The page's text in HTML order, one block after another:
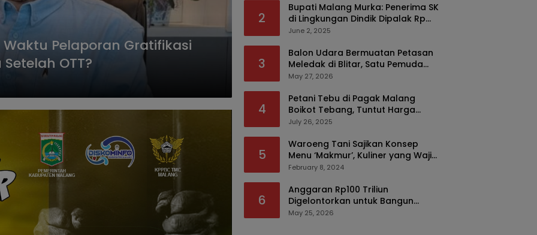
Pelaporan Gratifikasi
OTT?
2
Bupati Malang Murka: Penerima SK
di Lingkungan Dindik Dipalak Rp
150 Ribu Pakai Modus Tumpengan,
June 2, 2025
3
Balon Udara Bermuatan Petasan
Meledak di Blitar, Satu Pemuda
Tewas dan Dua Anak Luka Serius
May 27, 2026
4
Petani Tebu di Pagak Malang
Boikot Tebang, Tuntut Harga
yang Layak
July 26, 2025
5
Waroeng Tani Sajikan Konsep
Menu ‘Makmur’, Kuliner yang Wajib
Dikunjungi di Malang
February 8, 2024
6
Anggaran Rp100 Triliun
Digelontorkan untuk Bangun
Kembali Sumatra, Hunian Korban
May 25, 2026